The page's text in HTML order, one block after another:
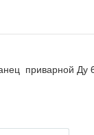
приварной Ду